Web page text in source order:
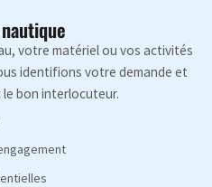
votre matériel ou vos activités
identifions votre demande et
bon interlocuteur.